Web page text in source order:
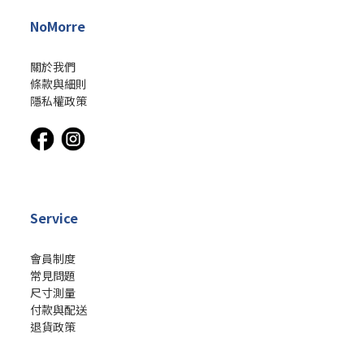
NoMorre
關於我們
條款與細則
隱私權政策
Service
會員制度
常見問題
尺寸測量
付款與配送
退貨政策